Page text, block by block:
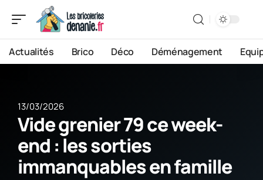
Actualités Brico Déco Déménagement
13/03/2026
Vide grenier 79 ce week-
end : les sorties
immanquables en famille